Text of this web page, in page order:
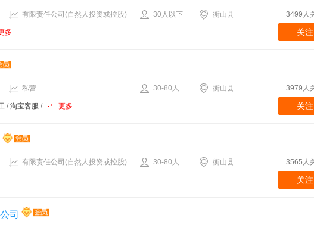
有限责任公司(自然人投资或控股) 30人以下 衡山县
多
3499人
关注
私营 30-80人 衡山县
/淘宝客服 / 更多
3979人
关注
有限责任公司(自然人投资或控股) 30-80人 衡山县 3565人
关注
司